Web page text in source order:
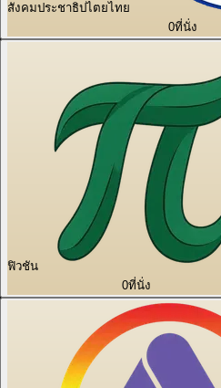
สังคมประชาธิปไตยไทย
0ที่นั่ง
ฟิวชัน
0ที่นั่ง